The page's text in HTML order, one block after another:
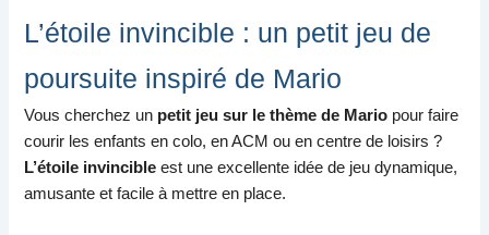
L’étoile invincible : un petit jeu de
poursuite inspiré de Mario
Vous cherchez un petit jeu sur le thème de Mario pour faire
courir les enfants en colo, en ACM ou en centre de loisirs ?
L’étoile invincible est une excellente idée de jeu dynamique,
amusante et facile à mettre en place.